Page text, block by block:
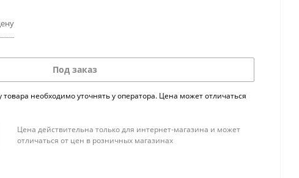
Под заказ
необходимо уточнять у оператора. Цена может отличаться
Цена действительна только для интернет-магазина и может
отличаться от цен в розничных магазинах